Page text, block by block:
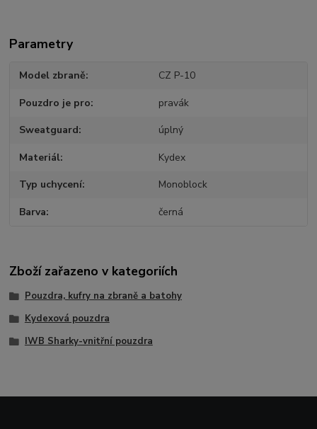
Parametry
Model zbraně CZ P-10
Pouzdro je pro pravák
Sweatguard úplný
Materiál Kydex
Typ uchycení Monoblock
Barva černá
Zboží zařazeno v kategoriích
Pouzdra, kufry na zbraně a batohy
Kydexová pouzdra
IWB Sharky-vnitřní pouzdra